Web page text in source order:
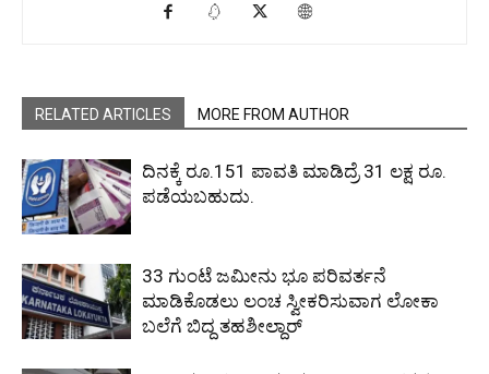
RELATED ARTICLES MORE FROM AUTHOR
ದಿನಕ್ಕೆ ರೂ.151 ಪಾವತಿ ಮಾಡಿದ್ರೆ 31 ಲಕ್ಷ ರೂ.
ಪಡೆಯಬಹುದು.
33 ಗುಂಟೆ ಜಮೀನು ಭೂ ಪರಿವರ್ತನೆ
ಮಾಡಿಕೊಡಲು ಲಂಚ ಸ್ವೀಕರಿಸುವಾಗ ಲೋಕಾ
ಬಲೆಗೆ ಬಿದ್ದ ತಹಶೀಲ್ದಾರ್